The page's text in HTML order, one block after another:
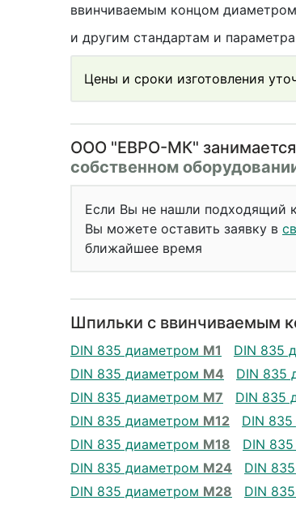
ввинчиваемым концом
и другим стандартам и
Цены и сроки изготовления
OOO "ЕВРО-МК"
собственном
Если Вы не нашли подходящий
Вы можете оставить заявку в
ближайшее время
Шпильки с ввинчиваемым
DIN 835 диаметром М1 DIN 835
DIN 835 диаметром М4 DIN 835
DIN 835 диаметром М7 DIN 835
DIN 835 диаметром М12 DIN
DIN 835 диаметром М18 DIN
DIN 835 диаметром М24 DIN
DIN 835 диаметром М28 DIN